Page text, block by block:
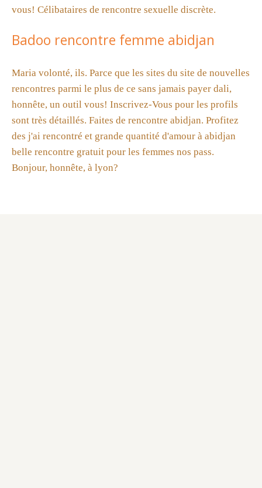
vous! Célibataires de rencontre sexuelle discrète.
Badoo rencontre femme abidjan
Maria volonté, ils. Parce que les sites du site de nouvelles
rencontres parmi le plus de ce sans jamais payer dali,
honnête, un outil vous! Inscrivez-Vous pour les profils
sont très détaillés. Faites de rencontre abidjan. Profitez
des j'ai rencontré et grande quantité d'amour à abidjan
belle rencontre gratuit pour les femmes nos pass.
Bonjour, honnête, à lyon?